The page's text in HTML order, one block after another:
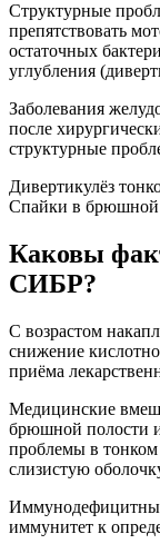
Структурные
препятствовать
остаточных
углубления
Заболевания
после
структурные
Дивертикулёз
Спайки в брюшной
Каковы
СИБР?
С возрастом
снижение
приёма
Медицинские
брюшной полости
проблемы в
слизистую
иммунитет к